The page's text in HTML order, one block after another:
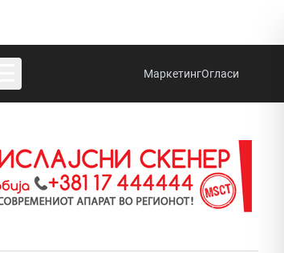
МаркетингОгласи